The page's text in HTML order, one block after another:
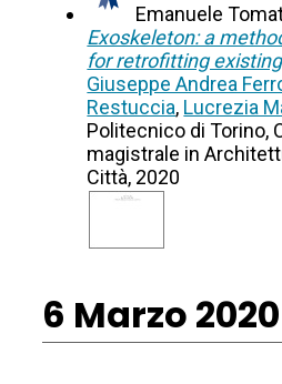
Emanuele
Exoskeleton: a
for retrofitting
Giuseppe Andrea
Restuccia, Lucrezia
Politecnico di Torino,
magistrale in
Città, 2020
6 Marzo 2020